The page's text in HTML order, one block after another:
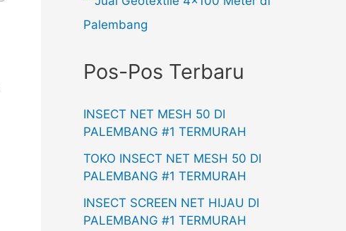
Pos-Pos Terbaru
INSECT NET MESH 50 DI
PALEMBANG #1 TERMURAH
TOKO INSECT NET MESH 50 DI
PALEMBANG #1 TERMURAH
INSECT SCREEN NET HIJAU DI
PALEMBANG #1 TERMURAH